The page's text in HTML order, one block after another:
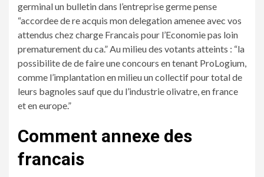
germinal un bulletin dans l’entreprise germe pense
“accordee de re acquis mon delegation amenee avec vos
attendus chez charge Francais pour l’Economie pas loin
prematurement du ca.” Au milieu des votants atteints : “la
possibilite de de faire une concours en tenant ProLogium,
comme l’implantation en milieu un collectif pour total de
leurs bagnoles sauf que du l’industrie olivatre, en france
et en europe.”
Comment annexe des
francais